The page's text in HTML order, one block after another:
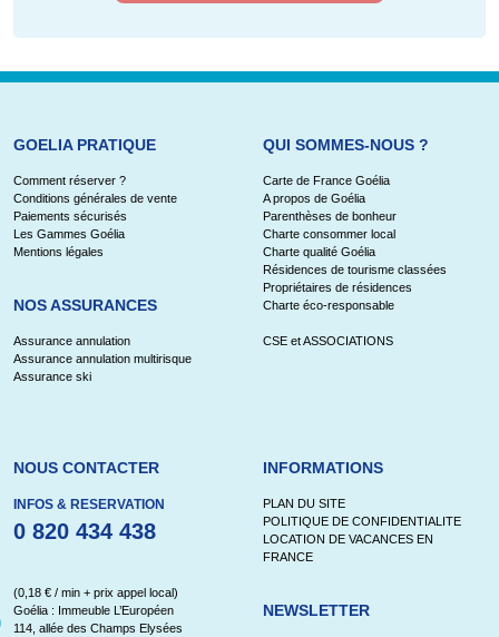
GOELIA PRATIQUE
Comment réserver ?
Conditions générales de vente
Paiements sécurisés
Les Gammes Goélia
Mentions légales
NOS ASSURANCES
Assurance annulation
Assurance annulation multirisque
Assurance ski
QUI SOMMES-NOUS ?
Carte de France Goélia
A propos de Goélia
Parenthèses de bonheur
Charte consommer local
Charte qualité Goélia
Résidences de tourisme classées
Propriétaires de résidences
Charte éco-responsable
CSE et ASSOCIATIONS
NOUS CONTACTER
INFOS & RESERVATION
0 820 434 438
(0,18 € / min + prix appel local)
Goélia : Immeuble L’Européen
114, allée des Champs Elysées
INFORMATIONS
PLAN DU SITE
POLITIQUE DE CONFIDENTIALITE
LOCATION DE VACANCES EN
FRANCE
NEWSLETTER